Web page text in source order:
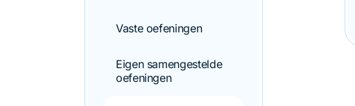
Vaste oefeningen
Eigen samengestelde
oefeningen